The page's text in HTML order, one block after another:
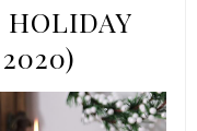
HOLIDAY